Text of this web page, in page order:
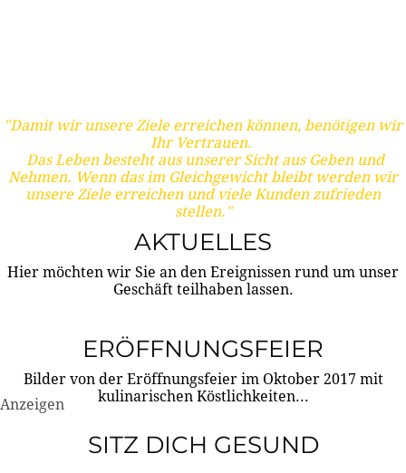
"Damit wir unsere Ziele erreichen können, benötigen wir
Ihr Vertrauen.
Das Leben besteht aus unserer Sicht aus Geben und
Nehmen. Wenn das im Gleichgewicht bleibt werden wir
unsere Ziele erreichen und viele Kunden zufrieden
stellen."
AKTUELLES
Hier möchten wir Sie an den Ereignissen rund um unser
Geschäft teilhaben lassen.
ERÖFFNUNGSFEIER
Bilder von der Eröffnungsfeier im Oktober 2017 mit
kulinarischen Köstlichkeiten...
Anzeigen
SITZ DICH GESUND